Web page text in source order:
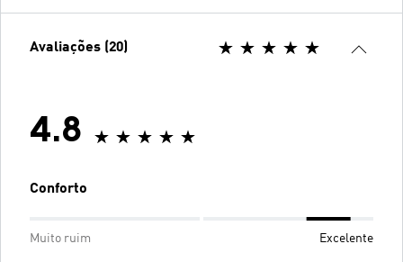
Avaliações (20)
4.8
Conforto
Muito ruim Excelente